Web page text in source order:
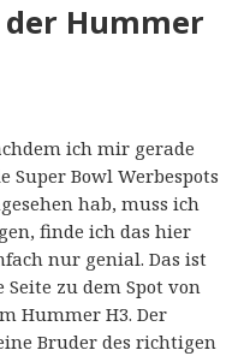
Hummer
ich mir gerade
Super Bowl Werbespots
hab, muss ich
finde ich das hier
nur genial. Das ist
Seite zu dem Spot von
Hummer H3. Der
Bruder des richtigen